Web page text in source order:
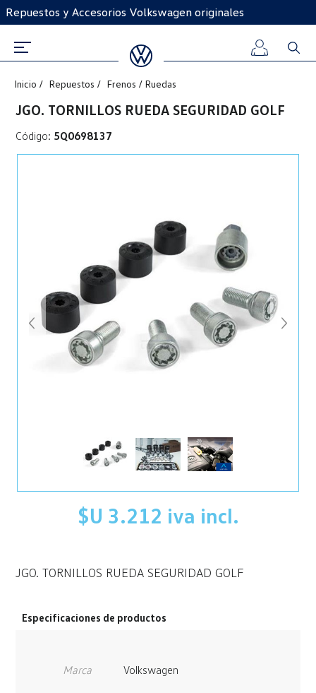
Repuestos y Accesorios Volkswagen originales
Inicio Repuestos Frenos / Ruedas
JGO. TORNILLOS RUEDA SEGURIDAD GOLF
Código: 5Q0698137
$U 3.212 iva incl.
JGO. TORNILLOS RUEDA SEGURIDAD GOLF
Especificaciones de productos
Marca Volkswagen